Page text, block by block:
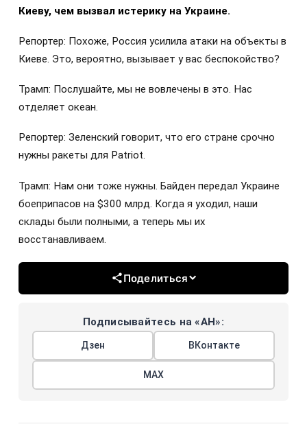
Киеву, чем вызвал истерику на Украине.
Репортер: Похоже, Россия усилила атаки на объекты в
Киеве. Это, вероятно, вызывает у вас беспокойство?
Трамп: Послушайте, мы не вовлечены в это. Нас
отделяет океан.
Репортер: Зеленский говорит, что его стране срочно
нужны ракеты для Patriot.
Трамп: Нам они тоже нужны. Байден передал Украине
боеприпасов на $300 млрд. Когда я уходил, наши
склады были полными, а теперь мы их
восстанавливаем.
Поделиться
Подписывайтесь на «АН»:
Дзен ВКонтакте
МАХ